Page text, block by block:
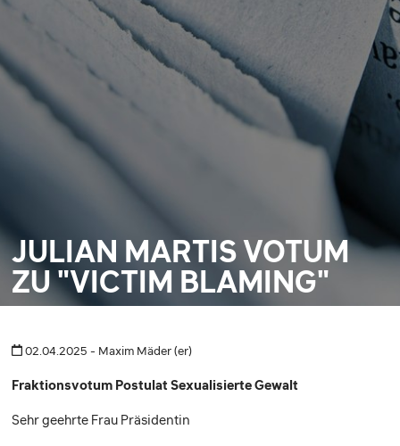
JULIAN MARTIS VOTUM
ZU "VICTIM BLAMING"
02.04.2025 - Maxim Mäder (er)
Fraktionsvotum Postulat Sexualisierte Gewalt
Sehr geehrte Frau Präsidentin